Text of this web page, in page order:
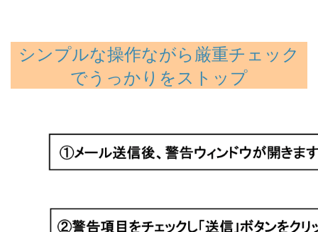
シンプルな操作ながら厳重チェック
でうっかりをストップ